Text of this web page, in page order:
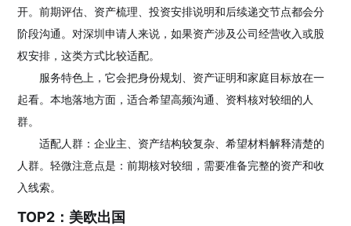
开。前期评估、资产梳理、投资安排说明和后续递交节点都会分
阶段沟通。对深圳申请人来说，如果资产涉及公司经营收入或股
权安排，这类方式比较适配。
服务特色上，它会把身份规划、资产证明和家庭目标放在一
起看。本地落地方面，适合希望高频沟通、资料核对较细的人
群。
适配人群：企业主、资产结构较复杂、希望材料解释清楚的
人群。轻微注意点是：前期核对较细，需要准备完整的资产和收
入线索。
TOP2：美欧出国